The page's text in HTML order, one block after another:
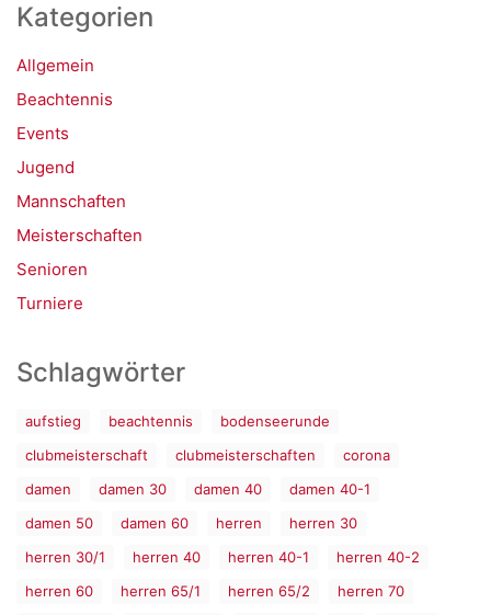
Kategorien
Allgemein
Beachtennis
Events
Jugend
Mannschaften
Meisterschaften
Senioren
Turniere
Schlagwörter
aufstieg beachtennis
bodenseerunde
clubmeisterschaft
clubmeisterschaften
corona
damen
damen 30 damen 40
damen 40-1
damen 50
damen 60 herren
herren 30
herren 30/1
herren 40 herren 40-1
herren 40-2
herren 60
herren 65/1 herren 65/2
herren 70